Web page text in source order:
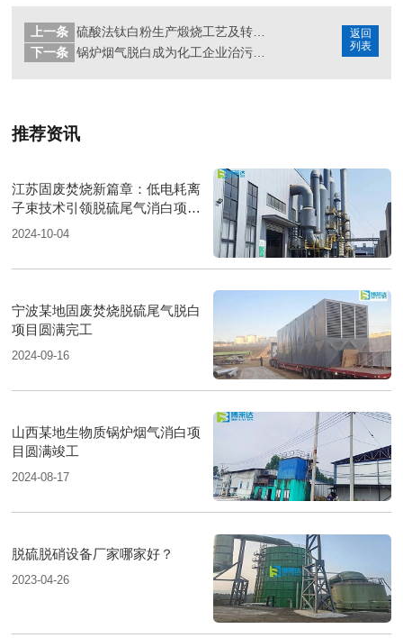
返回
列表
上一条
硫酸法钛白粉生产煅烧工艺及转窑尾气处理常见问题分析
下一条
推荐资讯
江苏固废焚烧新篇章：低电耗离
子束技术引领脱硫尾气消白项目
圆满落成
2024-10-04
宁波某地固废焚烧脱硫尾气脱白
项目圆满完工
2024-09-16
山西某地生物质锅炉烟气消白项
目圆满竣工
2024-08-17
脱硫脱硝设备厂家哪家好？
2023-04-26